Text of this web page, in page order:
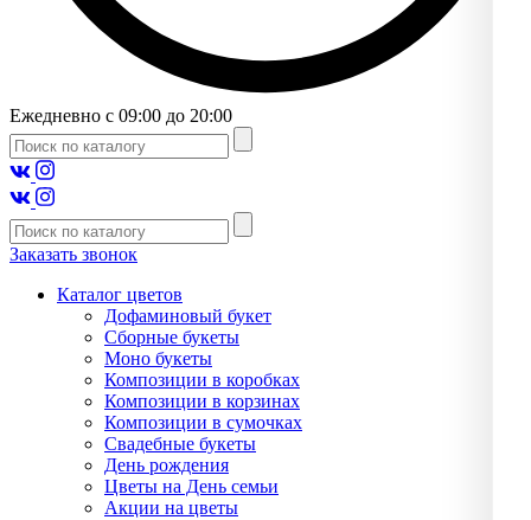
Ежедневно с 09:00 до 20:00
Заказать звонок
Каталог цветов
Дофаминовый букет
Сборные букеты
Моно букеты
Композиции в коробках
Композиции в корзинах
Композиции в сумочках
Свадебные букеты
День рождения
Цветы на День семьи
Акции на цветы